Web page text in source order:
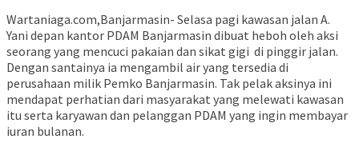
Wartaniaga.com,Banjarmasin- Selasa pagi kawasan jalan A.
Yani depan kantor PDAM Banjarmasin dibuat heboh oleh aksi
seorang yang mencuci pakaian dan sikat gigi di pinggir jalan.
Dengan santainya ia mengambil air yang tersedia di
perusahaan milik Pemko Banjarmasin. Tak pelak aksinya ini
mendapat perhatian dari masyarakat yang melewati kawasan
itu serta karyawan dan pelanggan PDAM yang ingin membayar
iuran bulanan.